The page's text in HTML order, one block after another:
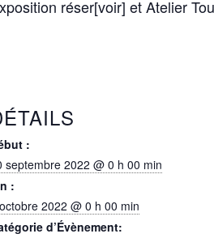
réser[voir] et Atelier
:
septembre 2022 @ 0 h 00 min
:
2022 @ 0 h 00 min
d’Évènement: